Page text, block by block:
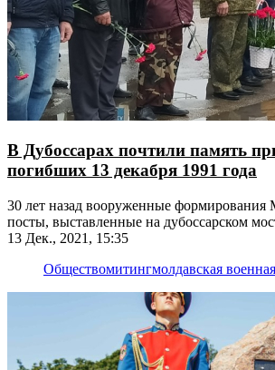
В Дубоссарах почтили память
погибших 13 декабря 1991 года
30 лет назад вооруженные
посты, выставленные на дубоссарском
микрорайон Лунга
13 Дек., 2021, 15:35
Обществомитингмолдавская